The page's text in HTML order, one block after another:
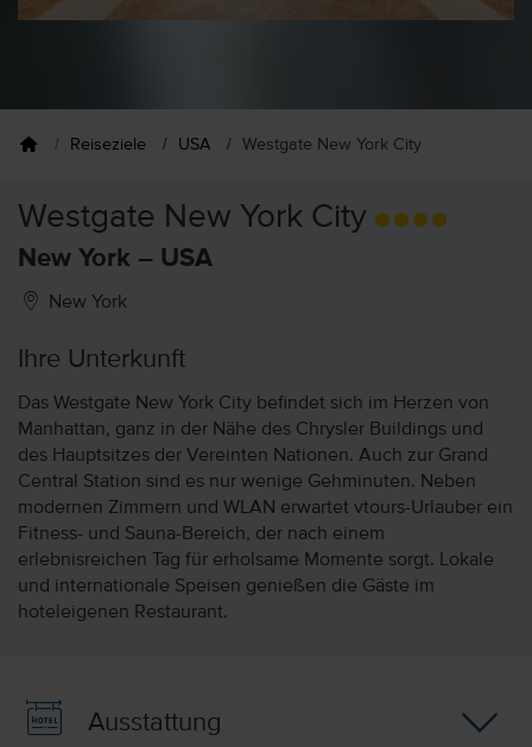
Reiseziele USA Westgate New York City
Westgate New York City
New York – USA
New York
Ihre Unterkunft
Das Westgate New York City befindet sich im Herzen von
Manhattan, ganz in der Nähe des Chrysler Buildings und
des Hauptsitzes der Vereinten Nationen. Auch zur Grand
Central Station sind es nur wenige Gehminuten. Neben
modernen Zimmern und WLAN erwartet vtours-Urlauber ein
Fitness- und Sauna-Bereich, der nach einem
erlebnisreichen Tag für erholsame Momente sorgt. Lokale
und internationale Speisen genießen die Gäste im
hoteleigenen Restaurant.
Ausstattung